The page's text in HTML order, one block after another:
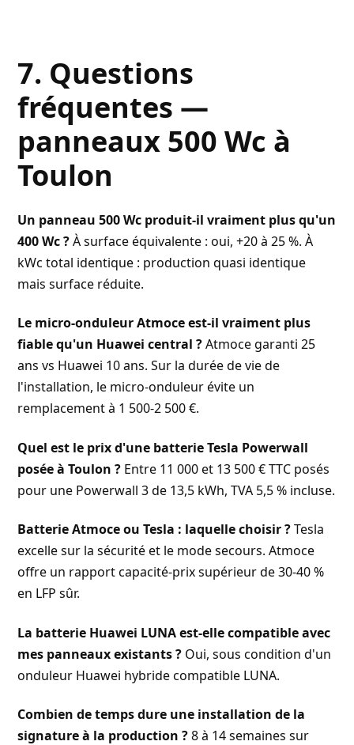
7. Questions
fréquentes —
panneaux 500 Wc à
Toulon
Un panneau 500 Wc produit-il vraiment plus qu'un
400 Wc ?À surface équivalente : oui, +20 à 25 %. À
kWc total identique : production quasi identique
mais surface réduite.
Le micro-onduleur Atmoce est-il vraiment plus
fiable qu'un Huawei central ?Atmoce garanti 25
ans vs Huawei 10 ans. Sur la durée de vie de
l'installation, le micro-onduleur évite un
remplacement à 1 500-2 500 €.
Quel est le prix d'une batterie Tesla Powerwall
posée à Toulon ? Entre 11 000 et 13 500 € TTC posés
pour une Powerwall 3 de 13,5 kWh, TVA 5,5 % incluse.
Batterie Atmoce ou Tesla : laquelle choisir ?Tesla
excelle sur la sécurité et le mode secours. Atmoce
offre un rapport capacité-prix supérieur de 30-40 %
en LFP sûr.
La batterie Huawei LUNA est-elle compatible avec
mes panneaux existants ? Oui, sous condition d'un
onduleur Huawei hybride compatible LUNA.
Combien de temps dure une installation de la
signature à la production ?8 à 14 semaines sur